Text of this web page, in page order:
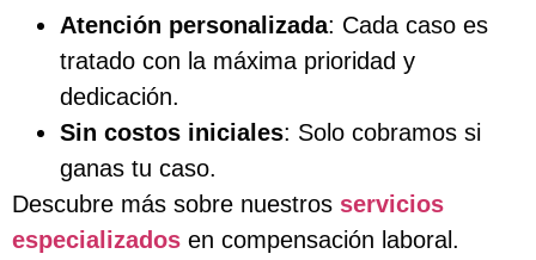
Atención personalizada: Cada caso es
tratado con la máxima prioridad y
dedicación.
Sin costos iniciales: Solo cobramos si
ganas tu caso.
Descubre más sobre nuestros servicios
especializados en compensación laboral.